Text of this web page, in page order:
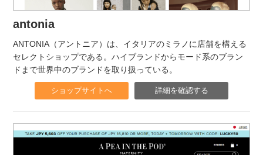
antonia
ANTONIA（アントニア）は、イタリアのミラノに店舗を構える
セレクトショップである。ハイブランドからモード系のブラン
ドまで世界中のブランドを取り扱っている。
ショップサイトへ 詳細を確認する